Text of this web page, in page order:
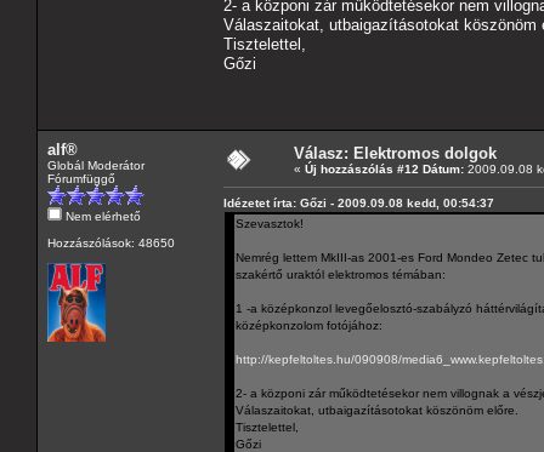
2- a közponi zár működtetésekor nem
Válaszaitokat, utbaigazításotokat köszönöm
Tisztelettel,
Gőzi
alf®
Globál Moderátor
Fórumfüggő
Nem elérhető
Hozzászólások: 48650
Válasz: Elektromos dolgok
« Új hozzászólás #12 Dátum: 2009.09.08
Idézetet írta: Gőzi - 2009.09.08 kedd, 00:54:37
Szevasztok!
Nemrég lettem MkIII-as 2001-es Ford Mondeo Zetec
szakértő uraktól elektromos témában:
1 -a középkonzol levegőelosztó-szabályzó
középkonzolom fotójához:
http://kepfeltoltes.hu/090908/
2- a közponi zár működtetésekor nem villognak a
Válaszaitokat, utbaigazításotokat köszönöm előre.
Tisztelettel,
Gőzi